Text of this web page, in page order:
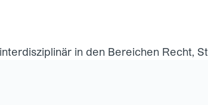
in den Bereichen Recht,